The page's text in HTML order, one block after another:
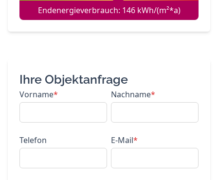
Endenergieverbrauch: 146 kWh/(m²*a)
Ihre Objektanfrage
Vorname* Nachname*
Telefon E-Mail*